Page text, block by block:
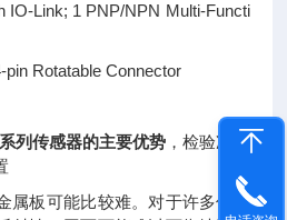
IO-Link; 1 PNP/NPN Multi-Functi
Rotatable Connector
列传感器的主要优势 ，检验冲压
属板可能比较难。对于许多传感